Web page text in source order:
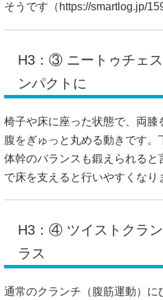
そうです（ https://smartlog.jp/
H3：③ ニートゥチェ
ンパクトに
椅子や床に座った状態で、両
腹をぎゅっと丸める動きです。
体幹のバランスも鍛えられる
で床を支えると行いやすくなり
H3：④ ツイストクラ
ラス
通常のクランチ（腹筋運動）